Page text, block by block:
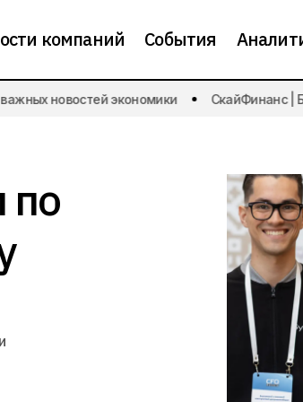
компаний События
пройдет форум по внутреннему и
новостей экономики СкайФинанс |
по